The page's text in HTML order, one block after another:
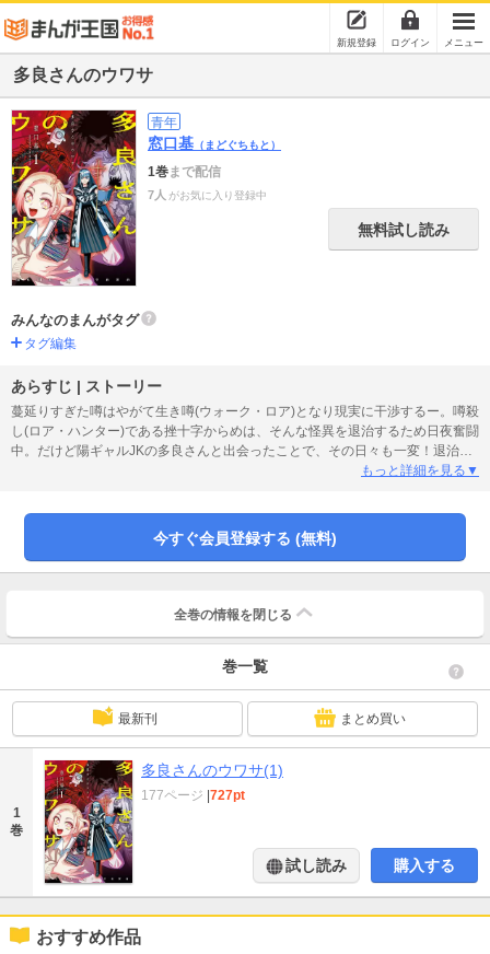
新規登録 ログイン メニュー
多良さんのウワサ
青年
窓口基 （まどぐちもと）
1巻まで配信
7人 がお気に入り登録中
無料試し読み
みんなのまんがタグ
タグ編集
あらすじ | ストーリー
蔓延りすぎた噂はやがて生き噂(ウォーク・ロア)となり現実に干渉するー。噂殺
し(ロア・ハンター)である挫十字からめは、そんな怪異を退治するため日夜奮闘
中。だけど陽ギャルJKの多良さんと出会ったことで、その日々も一変！退治ど
ころか怪異をたらしこんじゃう多良さんに、からめも振り回されることに
もっと詳細を見る▼
今すぐ会員登録する (無料)
全巻の情報を 閉じる
巻一覧
最新刊 まとめ買い
1
巻
多良さんのウワサ(1)
177ページ |727pt
試し読み 購入する
おすすめ作品